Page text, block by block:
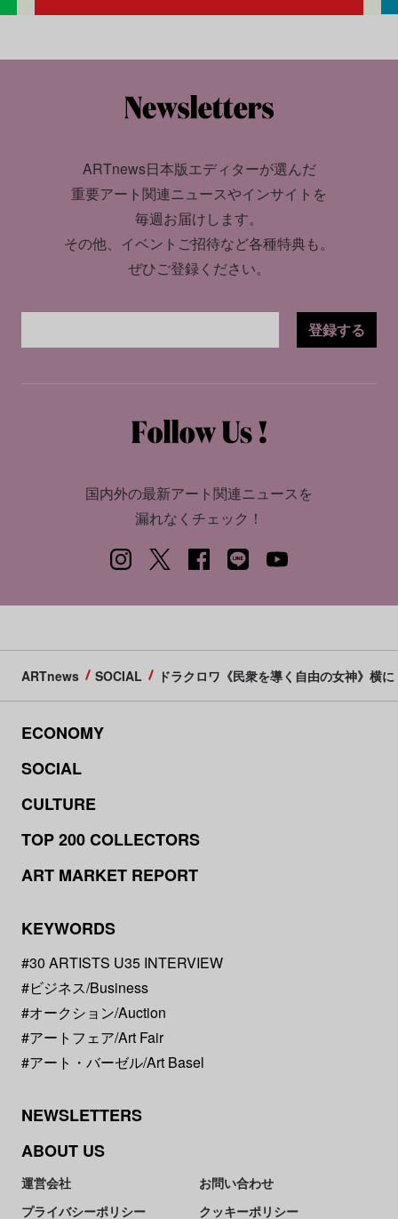
ARTnews日本版エディターが選んだ
重要アート関連ニュースやインサイトを
毎週お届けします。
その他、イベントご招待など各種特典も。
ぜひご登録ください。
登録する
国内外の最新アート関連ニュースを
漏れなくチェック！
ARTnews SOCIAL ドラクロワ《民衆を導く自由の女神》横
ECONOMY
SOCIAL
CULTURE
TOP 200 COLLECTORS
ART MARKET REPORT
KEYWORDS
#30 ARTISTS U35 INTERVIEW
#ビジネス/Business
#オークション/Auction
#アートフェア/Art Fair
#アート・バーゼル/Art Basel
NEWSLETTERS
ABOUT US
運営会社
お問い合わせ
プライバシーポリシー
クッキーポリシー